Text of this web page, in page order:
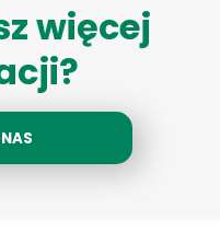
więcej